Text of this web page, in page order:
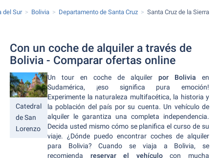
del Sur Bolivia Departamento de Santa Cruz Santa Cruz de la Sierra
Con un coche de alquiler a través de
Bolivia - Comparar ofertas online
Catedral
de San
Lorenzo
Un tour en coche de alquiler por Bolivia en
Sudamérica, ¡eso significa pura emoción!
Experimente la naturaleza multifacética, la historia y
la población del país por su cuenta. Un vehículo de
alquiler le garantiza una completa independencia.
Decida usted mismo cómo se planifica el curso de su
viaje. ¿Dónde puedo encontrar coches de alquiler
para Bolivia? Cuando se viaja a Bolivia, se
recomienda reservar el vehículocon mucha